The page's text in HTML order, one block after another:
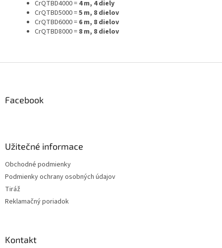
CrQTBD4000 = 4 m, 4 diely
CrQTBD5000 =5 m, 8 dielov
CrQTBD6000 = 6 m, 8 dielov
CrQTBD8000 = 8 m, 8 dielov
Facebook
Užitečné informace
Obchodné podmienky
Podmienky ochrany osobných údajov
Tiráž
Reklamačný poriadok
Kontakt